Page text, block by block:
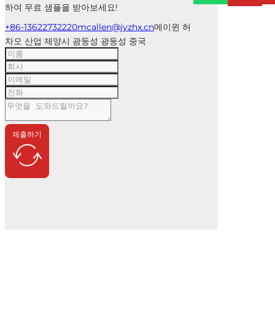
하여 무료 샘플을 받아보세요!
+86-13622732220mcallen@jyzhx.cn메이윈 허
차오 산업 제양시 광둥성 광둥성 중국
제출하기